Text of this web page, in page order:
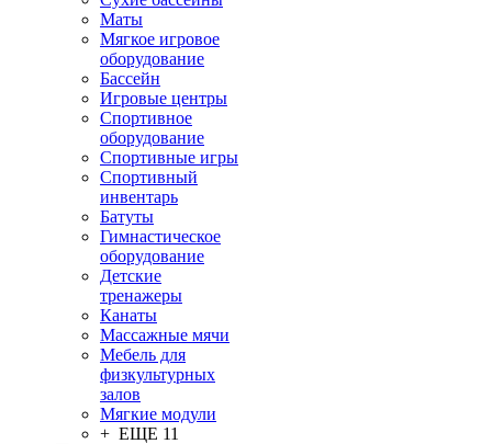
Маты
Мягкое игровое
оборудование
Бассейн
Игровые центры
Спортивное
оборудование
Спортивные игры
Спортивный
инвентарь
Батуты
Гимнастическое
оборудование
Детские
тренажеры
Канаты
Массажные мячи
Мебель для
физкультурных
залов
Мягкие модули
+ ЕЩЕ 11